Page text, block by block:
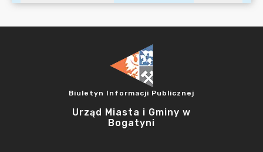
Biuletyn Informacji Publicznej
Urząd Miasta i Gminy w
Bogatyni